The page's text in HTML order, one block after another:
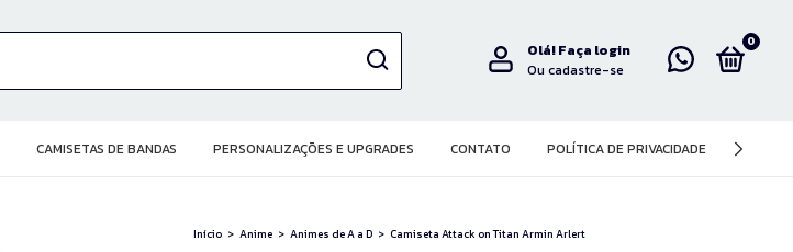
Olá!Faça login
Ou cadastre-se
0
CAMISETAS DE BANDAS PERSONALIZAÇÕES E UPGRADES CONTATO POLÍTICA DE PRIVACIDADE
Início > Anime > Animes de A a D > Camiseta Attack on Titan Armin Arlert